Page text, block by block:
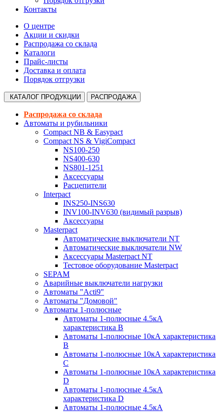
Контакты
О центре
Акции и скидки
Распродажа со склада
Каталоги
Прайс-листы
Доставка и оплата
Порядок отгрузки
КАТАЛОГ ПРОДУКЦИИ РАСПРОДАЖА
Распродажа со склада
Автоматы и рубильники
Compact NB & Easypact
Compact NS & VigiCompact
NS100-250
NS400-630
NS801-1251
Аксессуары
Расцепители
Interpact
INS250-INS630
INV100-INV630 (видимый разрыв)
Аксессуары
Masterpact
Автоматические выключатели NT
Автоматические выключатели NW
Аксессуары Masterpact NT
Тестовое оборудование Masterpact
SEPAM
Аварийные выключатели нагрузки
Автоматы "Acti9"
Автоматы "Домовой"
Автоматы 1-полюсные
Автоматы 1-полюсные 4.5кА
характеристика В
Автоматы 1-полюсные 10кА характеристика
B
Автоматы 1-полюсные 10кА характеристика
C
Автоматы 1-полюсные 10кА характеристика
D
Автоматы 1-полюсные 4.5кА
характеристика D
Автоматы 1-полюсные 4.5кА